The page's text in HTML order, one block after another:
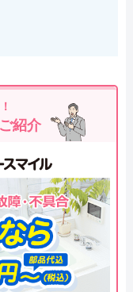
紹介